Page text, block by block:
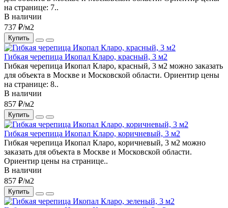
на странице: 7..
В наличии
737 ₽/м2
Купить
Гибкая черепица Икопал Кларо, красный, 3 м2
Гибкая черепица Икопал Кларо, красный, 3 м2 можно заказать
для объекта в Москве и Московской области. Ориентир цены
на странице: 8..
В наличии
857 ₽/м2
Купить
Гибкая черепица Икопал Кларо, коричневый, 3 м2
Гибкая черепица Икопал Кларо, коричневый, 3 м2 можно
заказать для объекта в Москве и Московской области.
Ориентир цены на странице..
В наличии
857 ₽/м2
Купить